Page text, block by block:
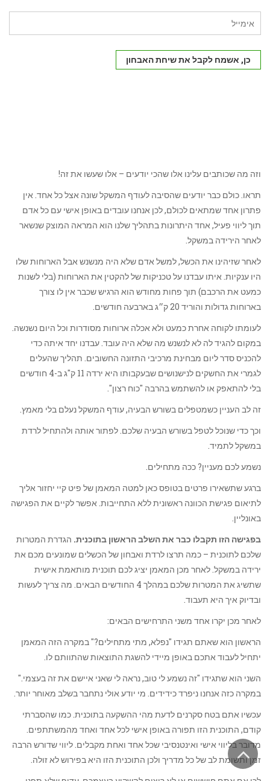
כן, אשמח לקבל את שיחת האבחון
וזה מה שכותבים עלינו אלו שהכי יודעים – אלו שעשו את זה!
תראו. כולם כבר יודעים שהסיבה לעודף המשקל שונה אצל כל אחד. אין
פתרון אחד שמתאים לכולם, לכן אנחנו עובדים באופן אישי עם כל אדם
תוך ליווי פעיל, אחד היתרונות בתהליך שלנו הוא המראה המוצק שנשאר
לאחר הירידה במשקל.
לאחר שזיהינו את הכשל, למשל אדם שלא היה מנשנש אבל הארוחות שלו
היו ענקיות. איתו עבדנו על טכניקות של להקטין את הארוחות (בלי לשנות
כמעט את הרכבם) תוך פחות מחודש הוא הרגיש שכבר אין לו צורך
בארוחות גדולות והוריד 20 ק״ג בארבעה חודשים.
לעומתו לקוחה אחרת כמעט ולא אכלה ארוחות מסודרות וכל היום נשנשה.
במקום להגיד לה לא לנשנש מה שלא היה עובד. עבדנו יחד איתה כדי
להכניס סדר ליום מבחינת מרכיבי התזונה החשובים. תהליך שהעלים
לגמרי את החשקים לנישנושים שבעקבותו היא ירדה 11 ק"ג ב-4 חודשים
בלי להתאפק או להשתמש בהרבה "כוח רצון".
זה לב העניין כשמטפלים בשורש הבעיה, עודף המשקל נעלם בלי מאמץ.
וכך כדי שנוכל לטפל בשורש הבעיה שלכם. לפתור אותה ולהתחיל לרדת
במשקל לתמיד.
נשמע לכם מעניין? ככה מתחילים.
ברגע שתשאירו פרטים בטופס כאן למטה המאמן של פיט קיי יחזור אליך
לתיאום פגישת הכוונה ראשונית ללא התחייבות. אפשר לקיים את הפגישה
באונליין.
בפגישה הזו תקבלו כבר את השלב הראשון בתוכנית. הגדרת המטרות
שלכם לתוכנית – כמה תרצו לרדת ואבחון של הכשלים שמונעים מכם את
ירידה במשקל. לאחר מכן המאמן יציג לכם תוכנית מותאמת אישית
שתשיג את המטרות שלכם במהלך 4 החודשים הבאים. מה צריך לעשות
ובדיוק איך היא תעבוד.
לאחר מכן יקרו אחד משני התרחישים הבאים:
הראשון הוא שאתם תגידו "נפלא, מתי מתחילים?" במקרה הזה המאמן
יתחיל לעבוד אתכם באופן מיידי להשגת התוצאות שהתוותם לו.
השני הוא שתגידו "זה נשמע לי טוב, נראה לי שאני איישם את זה בעצמי."
במקרה כזה אנחנו ניפרד כידידים. מי יודע אולי נתחבר בשלב מאוחר יותר.
עכשיו אתם בטח סקרנים לדעת מהי ההשקעה בתוכנית. כמו שהסברתי
קודם, התוכנית הזו תפורה באופן אישי לכל אחד ואחד מהמשתתפים.
מדובר בליווי אישי ואינטנסיבי שכל אחד ואחת מקבלים. ליווי שדורש הרבה
זמן ותשומת לב של כל מדריך ולכן התוכנית הזו היא בפירוש לא זולה.
גלילה
לראש